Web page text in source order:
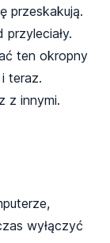
przeskakują.
ten okropny
teraz.
z innymi.
wyłączyć